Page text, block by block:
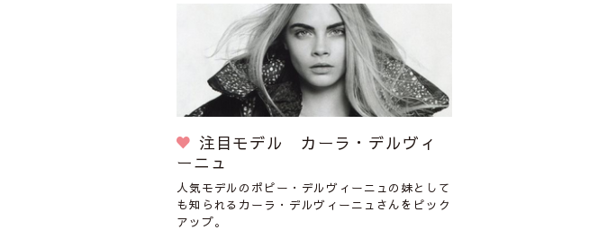
注目モデル カーラ・デルヴィ
ーニュ
人気モデルのポピー・デルヴィーニュの妹として
も知られるカーラ・デルヴィーニュさんをピック
アップ。